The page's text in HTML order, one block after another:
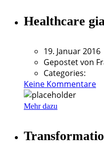
Healthcare
19. Januar 2016
Gepostet von
Categories:
Keine Kommentare
Mehr dazu